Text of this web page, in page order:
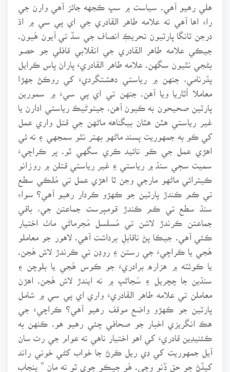
هلي رهيو آهي. سياست ۾ سڀ ڪجهه جائز آهي وارن جي
راءِ اها آهي ته علامه طاهر القادري جي اي پي سي ۾ اڌ
درجن ٽانگا پارٽيون تحريڪِ انصاف جي سڏ تي آيون هُيون.
جيڪي علامه طاهر القادري جي انقلابي قافلي جو حصو
بڻجي نٿيون سگهن. علامه طاهر القادريءَ پاران پاس ڪرايل
پڌرنامي، جنهن ۾ رياستي دهشتگرديءَ کي روڪڻ جهڙا
معاملا اُٿاريا ويا آهن. جنهن تي اي پي سيءَ ۾ سمورين
پارٽين صحيحون به ڪيون آهن. جيتوڻيڪ رياستي ادارن يا
غير رياستي هٿن هٿان بيگناهه ماڻهن جي قتل واري عمل
کي ڪو به جمهوريت پسند ماڻهو بهتر نٿو سمجهي ۽ نه ئي
اهڙي عمل جي ڪو تائيد ڪري سگهي ٿو. پر ڪراچيءَ
سميت سڄي سنڌ ۾ رياستي ۽ غير رياستي قتلن ۾ روزانو
ڪيترائي ماڻهو مارجي وڃن ٿا اهڙي عمل تي مُلڪي سطع
تي ڪم ڪندڙ پارٽين جو ڪهڙو ڪردار رهيو آهي؟ سواءِ
سنڌ سطع تي ڪم ڪندڙ قومپرست جماعتن جي، باقي
جماعتن ڪرندڙ لاشن تي مُسلسل مُجرماڻي ماٺ اختيار
ڪئي آهي. جيڪا پڻ ناقابلِ برداشت آهي. لاهور جو معاملو
هُجي يا ڪراچيءَ جي رستن ۽ روڊن تي ڪرندڙ لاش هُجن.
يا ڪوئٽه ۾ هزاره برادريءَ جو ڪوس هُجي يا بلوچن ۽
سنڌين جا چچريل ۽ سُڃاڻپ ۾ نه ايندڙ لاش هُجن. اهڙن
معاملن تي علامه طاهر القادريءَ واري اي پي سي ۾ شامل
پارٽين جو ڪهڙو واضع موقف رهيو آهي؟ ڪراچيءَ جي
هڪ انگريزي اخبار جو صحافي چئي رهيو هو. ڪنهن به
ڪئنيڊين قادريءَ کي اهو اختيار ناهي ته عوام جي رت سان
آيل جمهوريت کي ڊي ريل ڪرڻ جا خواب کڻي خوني راند
کيڏڻ جو حق ڏنو وڃي. هُو جيڪو چوي ٿو ته مان ” پنجاب